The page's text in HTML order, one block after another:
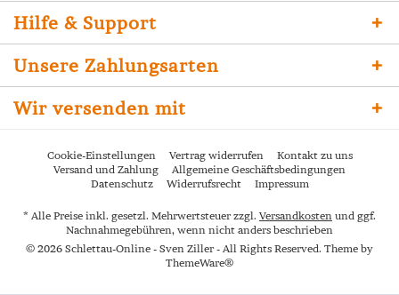
Hilfe & Support
Unsere Zahlungsarten
Wir versenden mit
Cookie-Einstellungen Vertrag widerrufen
Kontakt zu uns
Versand und Zahlung
Allgemeine Geschäftsbedingungen
Datenschutz
Widerrufsrecht Impressum
* Alle Preise inkl. gesetzl. Mehrwertsteuer zzgl. Versandkosten und ggf.
Nachnahmegebühren, wenn nicht anders beschrieben
© 2026 Schlettau-Online - Sven Ziller - All Rights Reserved. Theme by
ThemeWare®